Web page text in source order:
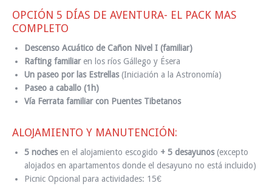
OPCIÓN 5 DÍAS DE AVENTURA- EL PACK MAS
COMPLETO
Descenso Acuático de Cañon Nivel I (familiar)
Rafting familiaren los ríos Gállego y Ésera
Un paseo por las Estrellas(Iniciación a la Astronomía)
Paseo a caballo (1h)
Vía Ferrata familiar con Puentes Tibetanos
ALOJAMIENTO Y MANUTENCIÓN:
5 noches en el alojamiento escogido + 5 desayunos(excepto
alojados en apartamentos donde el desayuno no está incluido)
Picnic Opcional para actividades: 15€